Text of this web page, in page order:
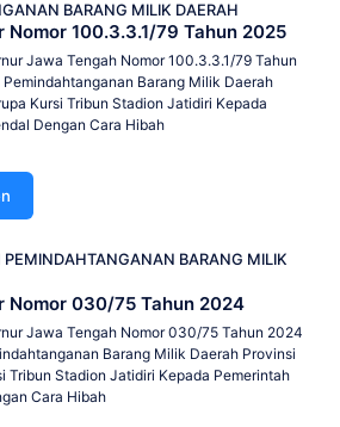
BARANG MILIK DAERAH
Nomor 100.3.3.1/79 Tahun 2025
Jawa Tengah Nomor 100.3.3.1/79 Tahun
Barang Milik Daerah
Kursi Tribun Stadion Jatidiri Kepada
Dengan Cara Hibah
PEMINDAHTANGANAN BARANG MILIK
Nomor 030/75 Tahun 2024
Jawa Tengah Nomor 030/75 Tahun 2024
Barang Milik Daerah Provinsi
Tribun Stadion Jatidiri Kepada Pemerintah
Cara Hibah